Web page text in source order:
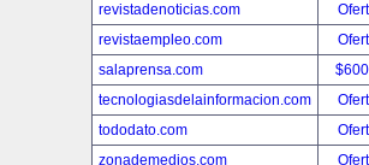
revistadenoticias.com
revistaempleo.com
salaprensa.com
tecnologiasdelainformacion.com
tododato.com
zonademedios.com